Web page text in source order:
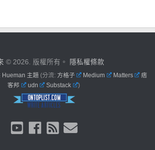
© 2026. 版權所有。 隱私權條款
Hueman 主題 (分流: 方格子 Medium Matters
痞
客邦
udn Substack )